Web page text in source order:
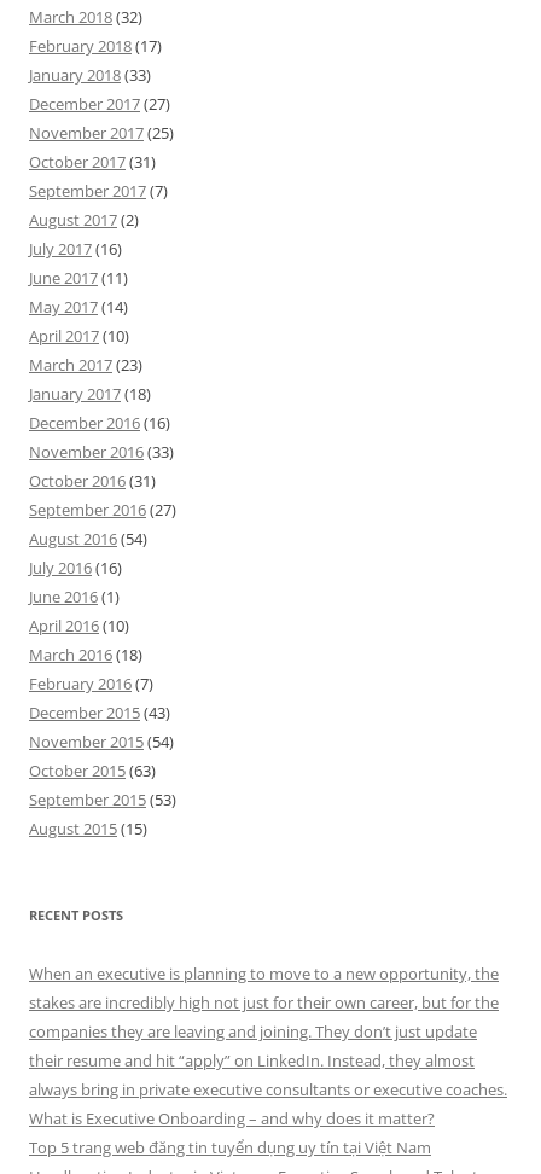
March 2018(32)
February 2018(17)
January 2018(33)
December 2017(27)
November 2017(25)
October 2017(31)
September 2017(7)
August 2017(2)
July 2017(16)
June 2017(11)
May 2017(14)
April 2017(10)
March 2017(23)
January 2017(18)
December 2016(16)
November 2016(33)
October 2016(31)
September 2016(27)
August 2016(54)
July 2016(16)
June 2016(1)
April 2016(10)
March 2016(18)
February 2016(7)
December 2015(43)
November 2015(54)
October 2015(63)
September 2015(53)
August 2015(15)
RECENT POSTS
When an executive is planning to move to a new opportunity, the
stakes are incredibly high not just for their own career, but for the
companies they are leaving and joining. They don’t just update
their resume and hit “apply” on LinkedIn. Instead, they almost
always bring in private executive consultants or executive coaches.
What is Executive Onboarding – and why does it matter?
Top 5 trang web đăng tin tuyển dụng uy tín tại Việt Nam